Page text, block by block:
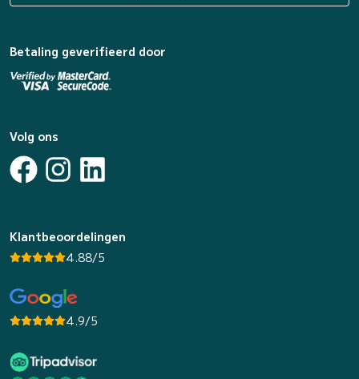
Betaling geverifieerd door
Volg ons
Klantbeoordelingen
4.88/5
4.9/5